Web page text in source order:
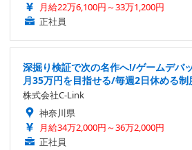
月給22万6,100円～33万1,200円
正社員
深掘り検証で次の名作へ!/ゲームデバ
月35万円を目指せる/毎週2日休める制
株式会社C-Link
神奈川県
月給34万2,000円～36万2,000円
正社員